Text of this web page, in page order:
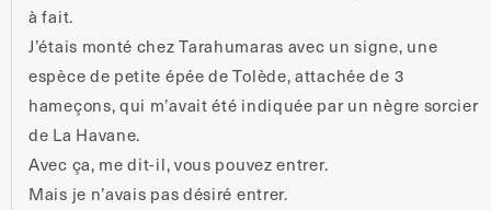
à fait.
J’étais monté chez Tarahumaras avec un signe, une
espèce de petite épée de Tolède, attachée de 3
hameçons, qui m’avait été indiquée par un nègre sorcier
de La Havane.
Avec ça, me dit-il, vous pouvez entrer.
Mais je n’avais pas désiré entrer.